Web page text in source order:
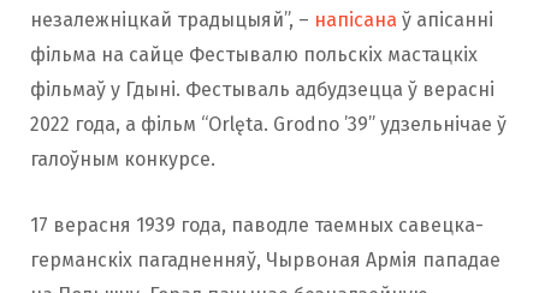
незалежніцкай традыцыяй”, – напісана ў апісанні
фільма на сайце Фестывалю польскіх мастацкіх
фільмаў у Гдыні. Фестываль адбудзецца ў верасні
2022 года, а фільм “Orlęta. Grodno ’39” удзельнічае ў
галоўным конкурсе.
17 верасня 1939 года, паводле таемных савецка-
германскіх пагадненняў, Чырвоная Армія пападае